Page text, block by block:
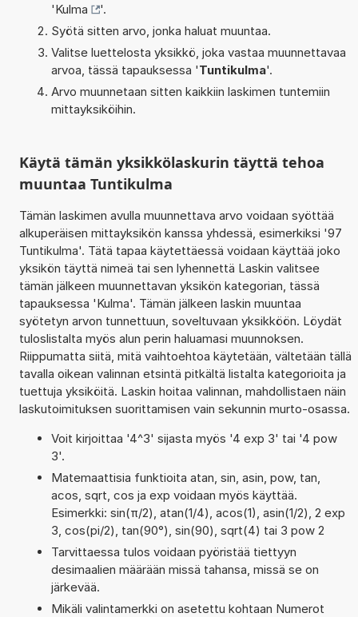
'Kulma
'.
Syötä sitten arvo, jonka haluat muuntaa.
Valitse luettelosta yksikkö, joka vastaa muunnettavaa
arvoa, tässä tapauksessa 'Tuntikulma'.
Arvo muunnetaan sitten kaikkiin laskimen tuntemiin
mittayksiköihin.
Käytä tämän yksikkölaskurin täyttä tehoa
muuntaa Tuntikulma
Tämän laskimen avulla muunnettava arvo voidaan syöttää
alkuperäisen mittayksikön kanssa yhdessä, esimerkiksi '97
Tuntikulma'. Tätä tapaa käytettäessä voidaan käyttää joko
yksikön täyttä nimeä tai sen lyhennettä Laskin valitsee
tämän jälkeen muunnettavan yksikön kategorian, tässä
tapauksessa 'Kulma'. Tämän jälkeen laskin muuntaa
syötetyn arvon tunnettuun, soveltuvaan yksikköön. Löydät
tuloslistalta myös alun perin haluamasi muunnoksen.
Riippumatta siitä, mitä vaihtoehtoa käytetään, vältetään tällä
tavalla oikean valinnan etsintä pitkältä listalta kategorioita ja
tuettuja yksiköitä. Laskin hoitaa valinnan, mahdollistaen näin
laskutoimituksen suorittamisen vain sekunnin murto-osassa.
Voit kirjoittaa '4^3' sijasta myös '4 exp 3' tai '4 pow
3'.
Matemaattisia funktioita atan, sin, asin, pow, tan,
acos, sqrt, cos ja exp voidaan myös käyttää.
Esimerkki: sin(π/2), atan(1/4), acos(1), asin(1/2), 2 exp
3, cos(pi/2), tan(90°), sin(90), sqrt(4) tai 3 pow 2
Tarvittaessa tulos voidaan pyöristää tiettyyn
desimaalien määrään missä tahansa, missä se on
järkevää.
Mikäli valintamerkki on asetettu kohtaan Numerot